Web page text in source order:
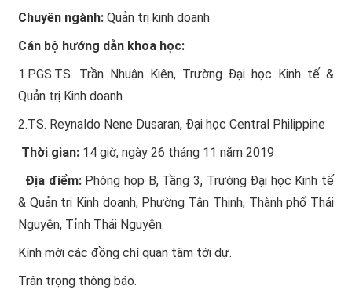
Chuyên ngành: Quản trị kinh doanh
Cán bộ hướng dẫn khoa học:
1.PGS.TS. Trần Nhuận Kiên, Trường Đại học Kinh tế &
Quản trị Kinh doanh
2.TS. Reynaldo Nene Dusaran, Đại học Central Philippine
Thời gian: 14 giờ, ngày 26 tháng 11 năm 2019
Địa điểm: Phòng họp B, Tầng 3, Trường Đại học Kinh tế
& Quản trị Kinh doanh, Phường Tân Thịnh, Thành phố Thái
Nguyên, Tỉnh Thái Nguyên.
Kính mời các đồng chí quan tâm tới dự.
Trân trọng thông báo.